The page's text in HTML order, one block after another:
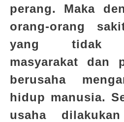
perang. Maka
orang-orang
yang tidak
masyarakat dan
berusaha
hidup manusia.
usaha